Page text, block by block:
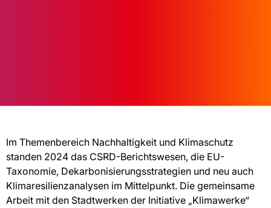
Im Themenbereich Nachhaltigkeit und Klimaschutz
standen 2024 das CSRD-Berichtswesen, die EU-
Taxonomie, Dekarbonisierungsstrategien und neu auch
Klimaresilienzanalysen im Mittelpunkt. Die gemeinsame
Arbeit mit den Stadtwerken der Initiative „Klimawerke“